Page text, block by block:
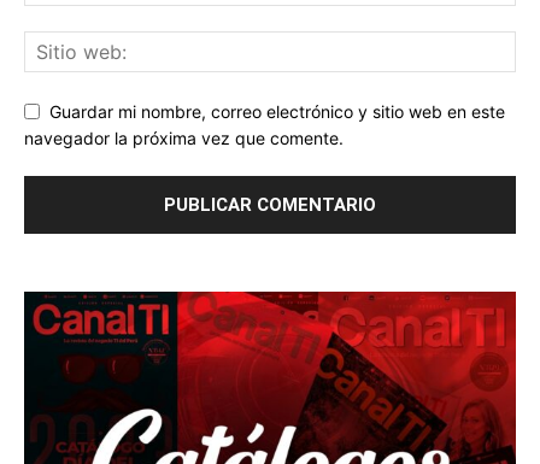
Guardar mi nombre, correo electrónico y sitio web en este
navegador la próxima vez que comente.